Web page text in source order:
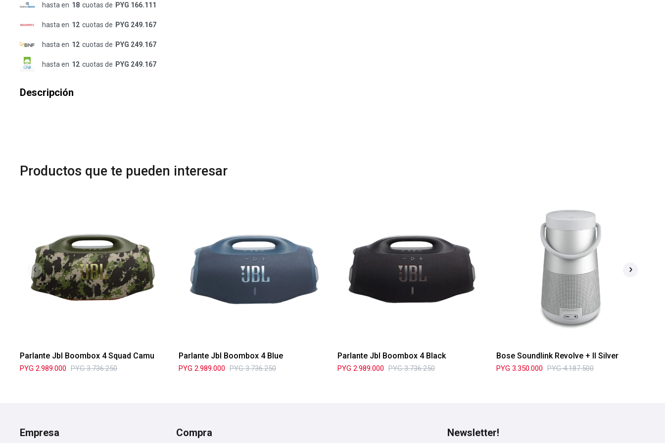
hasta en 18 cuotas de PYG 166.111
hasta en 12 cuotas de PYG 249.167
hasta en 12 cuotas de PYG 249.167
hasta en 12 cuotas de PYG 249.167
Descripción
Productos que te pueden interesar
Parlante Jbl Boombox 4 Squad Camu
PYG 2.989.000 PYG 3.736.250
Parlante Jbl Boombox 4 Blue
PYG 2.989.000 PYG 3.736.250
Parlante Jbl Boombox 4 Black
PYG 2.989.000 PYG 3.736.250
Bose Soundlink Revolve + II Silver
PYG 3.350.000 PYG 4.187.500
Empresa Compra Newsletter!